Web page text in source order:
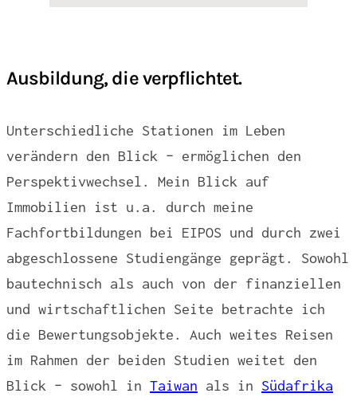
Ausbildung, die verpflichtet.
Unterschiedliche Stationen im Leben
verändern den Blick – ermöglichen den
Perspektivwechsel. Mein Blick auf
Immobilien ist u.a. durch meine
Fachfortbildungen bei EIPOS und durch zwei
abgeschlossene Studiengänge geprägt. Sowohl
bautechnisch als auch von der finanziellen
und wirtschaftlichen Seite betrachte ich
die Bewertungsobjekte. Auch weites Reisen
im Rahmen der beiden Studien weitet den
Blick – sowohl in Taiwan als in Südafrika